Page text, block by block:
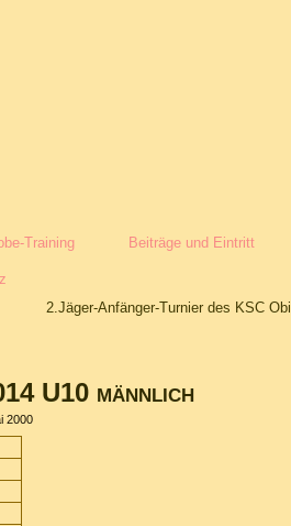
Training Beiträge und Eintritt
2.Jäger-Anfänger-Turnier des KSC Obi
U10 männlich
2000